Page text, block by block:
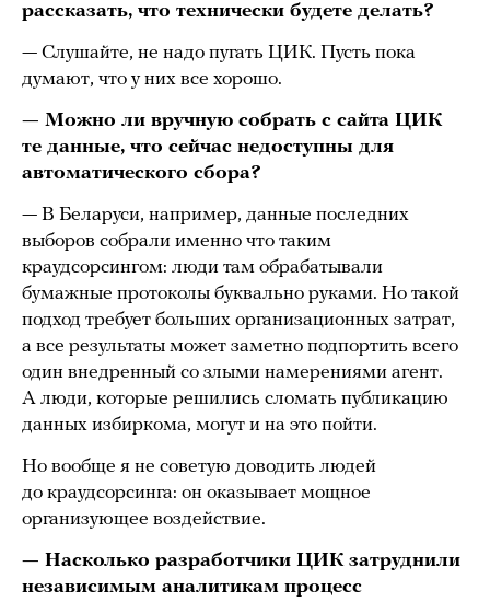
рассказать, что технически будете делать?
— Слушайте, не надо пугать ЦИК. Пусть пока
думают, что у них все хорошо.
— Можно ли вручную собрать с сайта ЦИК
те данные, что сейчас недоступны для
автоматического сбора?
— В Беларуси, например, данные последних
выборов собрали именно что таким
краудсорсингом: люди там обрабатывали
бумажные протоколы буквально руками. Но такой
подход требует больших организационных затрат,
а все результаты может заметно подпортить всего
один внедренный со злыми намерениями агент.
А люди, которые решились сломать публикацию
данных избиркома, могут и на это пойти.
Но вообще я не советую доводить людей
до краудсорсинга: он оказывает мощное
организующее воздействие.
— Насколько разработчики ЦИК затруднили
независимым аналитикам процесс